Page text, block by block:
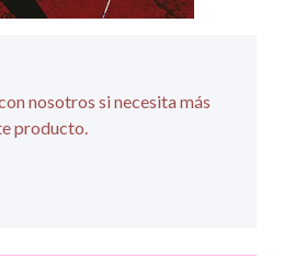
nosotros si necesita más
producto.